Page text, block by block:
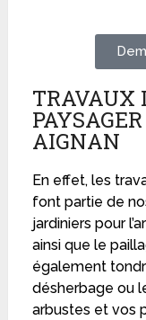
TRAVAUX
AIGNAN
En effet, les
font partie de
jardiniers pour
ainsi que le
également
désherbage ou
arbustes et vos